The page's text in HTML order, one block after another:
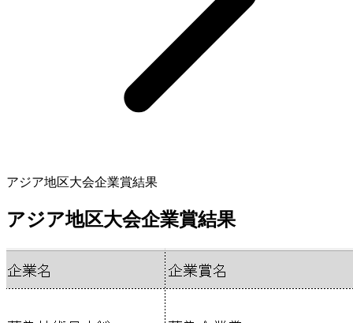
アジア地区大会企業賞結果
アジア地区大会企業賞結果